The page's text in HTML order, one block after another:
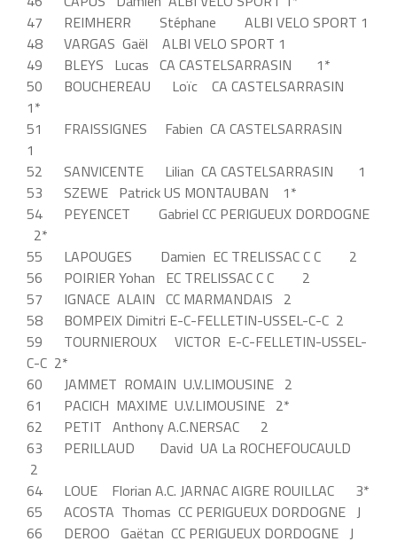
47 REIMHERR Stéphane ALBI VELO SPORT 1
48 VARGAS Gaël ALBI VELO SPORT 1
49 BLEYS Lucas CA CASTELSARRASIN 1*
50 BOUCHEREAU Loïc CA CASTELSARRASIN
1*
51 FRAISSIGNES Fabien CA CASTELSARRASIN
1
52 SANVICENTE Lilian CA CASTELSARRASIN 1
53 SZEWE Patrick US MONTAUBAN 1*
54 PEYENCET Gabriel CC PERIGUEUX DORDOGNE
2*
55 LAPOUGES Damien EC TRELISSAC C C 2
56 POIRIER Yohan EC TRELISSAC C C 2
57 IGNACE ALAIN CC MARMANDAIS 2
58 BOMPEIX Dimitri E-C-FELLETIN-USSEL-C-C 2
59 TOURNIEROUX VICTOR E-C-FELLETIN-USSEL-
C-C 2*
60 JAMMET ROMAIN U.V.LIMOUSINE 2
61 PACICH MAXIME U.V.LIMOUSINE 2*
62 PETIT Anthony A.C.NERSAC 2
63 PERILLAUD David UA La ROCHEFOUCAULD
2
64 LOUE Florian A.C. JARNAC AIGRE ROUILLAC 3*
65 ACOSTA Thomas CC PERIGUEUX DORDOGNE J
66 DEROO Gaëtan CC PERIGUEUX DORDOGNE J